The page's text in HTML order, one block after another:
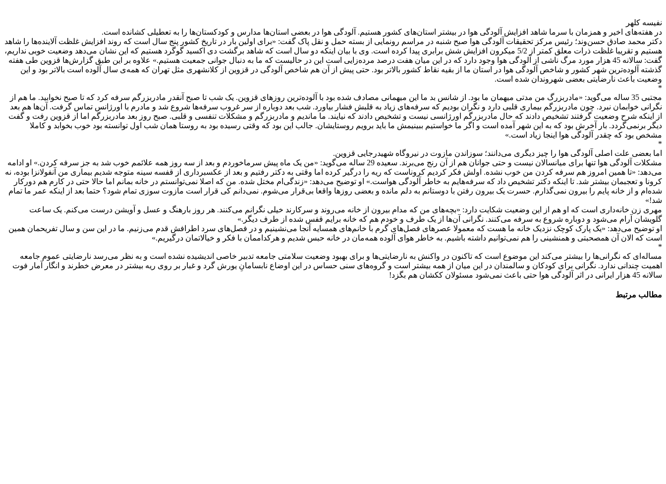
نفیسه کلهر
در هفته‌های اخیر و همزمان با سرما شاهد افزایش آلودگی هوا در بیشتر استان‌های کشور هستیم. آلودگی هوا در بعضی استان‌ها مدارس و کودکستان‌ها را به تعطیلی کشانده است.
دکتر محمد صادق حسن‌وند؛ رئیس مرکز تحقیقات آلودگی هوا صبح شنبه در مراسم رونمایی از بسته حمل و نقل پاک گفت: «برای اولین بار در تاریخ کشور پنج سال است که روند افزایش غلظت آلاینده‌ها را شاهد
هستیم و تقریبا غلظت ذرات معلق کمتر از 5/2 میکرون افزایش شش برابری پیدا کرده است. وی با بیان اینکه دو سال است که شاهد برگشت دی اکسید گوگرد هستیم که این نشان می‌دهد وضعیت خوبی نداریم،
گفت: سالانه 45 هزار مورد مرگ ناشی از آلودگی هوا وجود دارد که در این میان هفت درصد مرده‌زایی است این در حالیست که ما به دنبال جوانی جمعیت هستیم.» علاوه بر این طبق گزارش‌ها قزوین طی هفته
گذشته آلوده‌ترین شهر کشور و شاخص آلودگی هوا در استان ما از بقیه نقاط کشور بالاتر بود. حتی پیش از آن هم شاخص آلودگی در قزوین از کلانشهری مثل تهران که همه‌ی سال آلوده است بالاتر بود و این
وضعیت باعث نارضایتی بعضی شهروندان شده است.
*
مجتبی 35 ساله می‌گوید: «مادربزرگ من مدتی میهمان ما بود. از شانس بد ما این میهمانی مصادف شده بود با آلوده‌ترین روزهای قزوین. یک شب تا صبح آنقدر مادربزرگم سرفه کرد که تا صبح نخوابید. ما هم از
نگرانی خوابمان نبرد. چون مادربزرگم بیماری قلبی دارد و نگران بودیم که سرفه‌های زیاد به قلبش فشار بیاورد. شب بعد دوباره از سر غروب سرفه‌ها شروع شد و مادرم با اورژانس تماس گرفت. آن‌ها هم بعد
از اینکه شرح وضعیت گرفتند تشخیص دادند که حال مادربزرگم اورژانسی نیست و تشخیص دادند که نیایند. ما ماندیم و مادربزرگم و مشکلات تنفسی و قلبی. صبح روز بعد مادربزرگم اما از قزوین رفت و گفت
دیگر برنمی‌گردد. بار آخرش بود که به این شهر آمده است و اگر ما خواستیم ببینیمش ما باید برویم روستایشان. جالب این بود که وقتی رسیده بود به روستا همان شب اول توانسته بود خوب بخوابد و کاملا
مشخص بود که چقدر آلودگی هوا اینجا زیاد است.»
*
اما بعضی علت اصلی آلودگی هوا را چیز دیگری می‌دانند؛ سوزاندن مازوت در نیروگاه شهیدرجایی قزوین.
مشکلات آلودگی هوا تنها برای میانسالان نیست و حتی جوانان هم از آن رنج می‌برند. سعیده 29 ساله می‌گوید: «من یک ماه پیش سرماخوردم و بعد از سه روز همه علائمم خوب شد به جز سرفه کردن.» او ادامه
می‌دهد: «تا همین امروز هم سرفه کردن من خوب نشده. اولش فکر کردیم کروناست که ریه را درگیر کرده اما وقتی به دکتر رفتیم و بعد از عکسبرداری از قفسه سینه متوجه شدیم بیماری من آنفولانزا بوده، نه
کرونا و تعجبمان بیشتر شد. تا اینکه دکتر تشخیص داد که سرفه‌هایم به خاطر آلودگی هواست.» او توضیح می‌دهد: «زندگی‌ام مختل شده. من که اصلا نمی‌توانستم در خانه بمانم اما حالا حتی در کارم هم دورکار
شده‌ام و از خانه پایم را بیرون نمی‌گذارم. حسرت یک بیرون رفتن با دوستانم به دلم مانده و بعضی روزها واقعا بی‌قرار می‌شوم. نمی‌دانم کی قرار است مازوت سوزی تمام شود؟ حتما بعد از اینکه عمر ما تمام
شد!»
مهری زن خانه‌داری است که او هم از این وضعیت شکایت دارد: «بچه‌های من که مدام بیرون از خانه می‌روند و سرکارند خیلی نگرانم می‌کنند. هر روز بارهنگ و عسل و آویشن درست می‌کنم. یک ساعت
گلویشان آرام می‌شود و دوباره شروع به سرفه می‌کنند. نگرانی آن‌ها از یک طرف و خودم هم که خانه برایم قفس شده از طرف دیگر.»
او توضیح می‌دهد: «یک پارک کوچک نزدیک خانه ما هست که معمولا عصرهای فصل‌های گرم با خانم‌های همسایه آنجا می‌نشینیم و در فصل‌های سرد اطرافش قدم می‌زنیم. ما در این سن و سال تفریحمان همین
است که الان آن همصحبتی و همنشینی را هم نمی‌توانیم داشته باشیم. به خاطر هوای آلوده همه‌مان در خانه حبس شدیم و هرکداممان با فکر و خیالاتمان درگیریم.»
*
مساله‌ای که نگرانی‌ها را بیشتر می‌کند این موضوع است که تاکنون در واکنش به نارضایتی‌ها و برای بهبود وضعیت سلامتی جامعه تدبیر خاصی اندیشیده نشده است و به نظر می‌رسد نارضایتی عموم جامعه
اهمیت چندانی ندارد. نگرانی برای کودکان و سالمندان در این میان از همه بیشتر است و گروه‌های سنی حساس در این اوضاع نابسامانِ یورش گرد و غبار بر روی ریه بیشتر در معرض خطرند و انگار آمار فوت
سالانه 45 هزار ایرانی در اثر آلودگی هوا حتی باعث نمی‌شود مسئولان ککشان هم بگزد!
مطالب مرتبط